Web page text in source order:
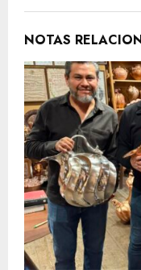
NOTAS